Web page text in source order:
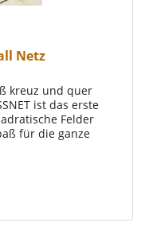
Netz
kreuz und quer
ist das erste
Felder
für die ganze